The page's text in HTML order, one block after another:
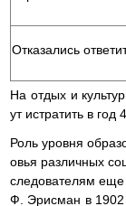
Отказались
На отдых и
ут истратить в
Роль уровня
овья различных
следователям
Ф. Эрисман в 1902